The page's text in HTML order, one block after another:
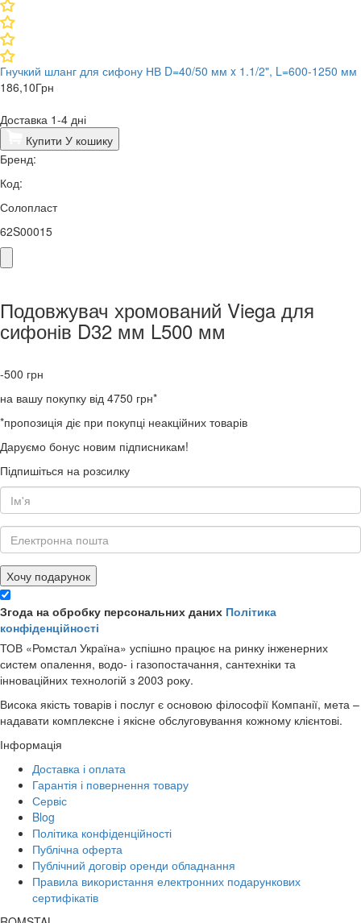
Гнучкий шланг для сифону НВ D=40/50 мм x 1.1/2", L=600-1250 мм
186,10Грн
Доставка 1-4 дні
Купити У кошику
Бренд:
Код:
Солопласт
62S00015
Подовжувач хромований Viega для
сифонів D32 мм L500 мм
-500 грн
на вашу покупку від 4750 грн*
*пропозиція діє при покупці неакційних товарів
Даруємо бонус новим підписникам!
Підпишіться на розсилку
Хочу подарунок
Згода на обробку персональних даних Політика
конфіденційності
ТОВ «Ромстал Україна» успішно працює на ринку інженерних
систем опалення, водо- і газопостачання, сантехніки та
інноваційних технологій з 2003 року.
Висока якість товарів і послуг є основою філософії Компанії, мета –
надавати комплексне і якісне обслуговування кожному клієнтові.
Інформація
Доставка і оплата
Гарантія і повернення товару
Сервіс
Blog
Політика конфіденційності
Публічна оферта
Публічний договір оренди обладнання
Правила використання електронних подарункових
сертифікатів